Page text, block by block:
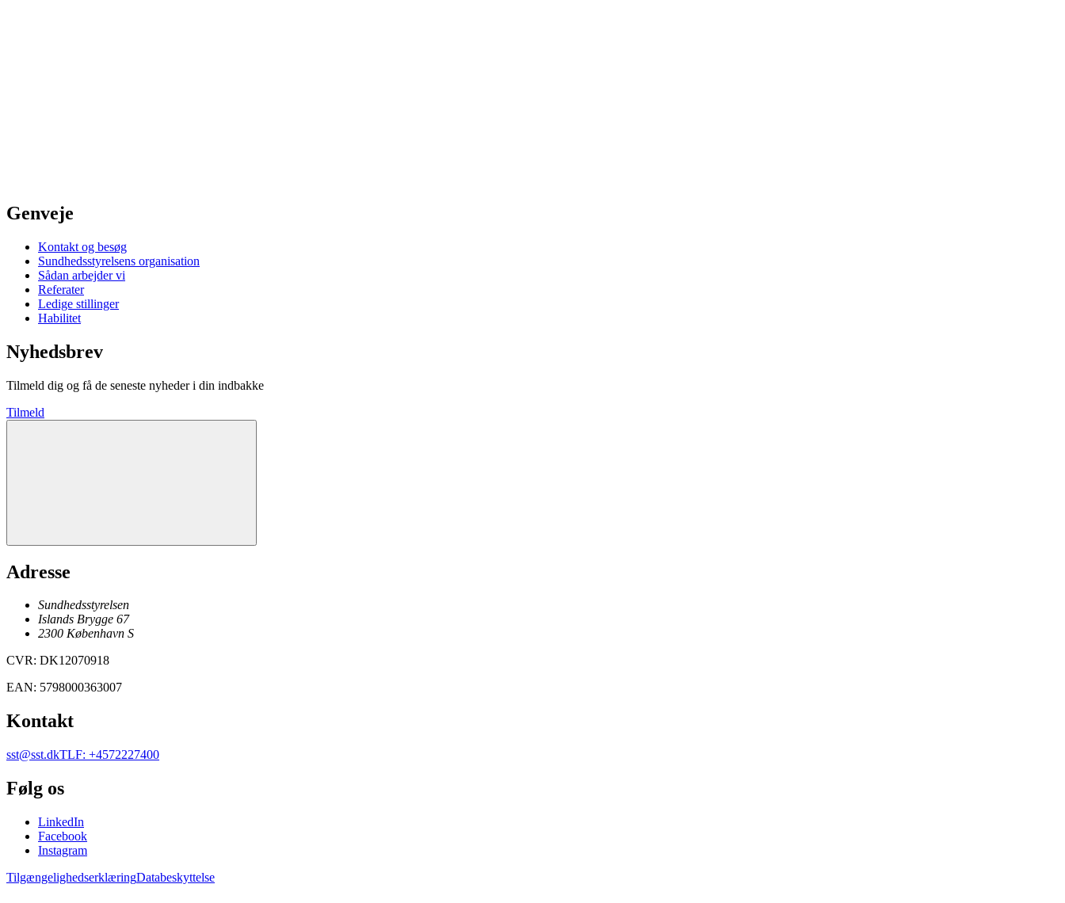
Genveje
Kontakt og besøg
Sundhedsstyrelsens organisation
Sådan arbejder vi
Referater
Ledige stillinger
Habilitet
Nyhedsbrev
Tilmeld dig og få de seneste nyheder i din indbakke
Tilmeld
Adresse
Sundhedsstyrelsen
Islands Brygge 67
2300 København S
CVR: DK12070918
EAN: 5798000363007
Kontakt
sst@sst.dkTLF: +4572227400
Følg os
LinkedIn
Facebook
Instagram
TilgængelighedserklæringDatabeskyttelse